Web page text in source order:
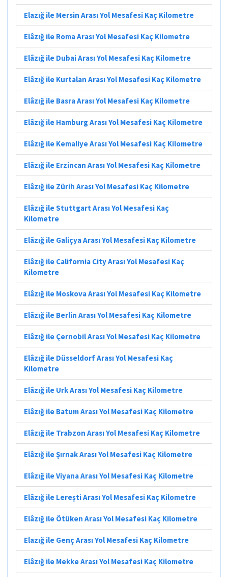
Elazığ ile Mersin Arası Yol Mesafesi Kaç Kilometre
Elâzığ ile Roma Arası Yol Mesafesi Kaç Kilometre
Elâzığ ile Dubai Arası Yol Mesafesi Kaç Kilometre
Elâzığ ile Kurtalan Arası Yol Mesafesi Kaç Kilometre
Elâzığ ile Basra Arası Yol Mesafesi Kaç Kilometre
Elâzığ ile Hamburg Arası Yol Mesafesi Kaç Kilometre
Elâzığ ile Kemaliye Arası Yol Mesafesi Kaç Kilometre
Elâzığ ile Erzincan Arası Yol Mesafesi Kaç Kilometre
Elâzığ ile Zürih Arası Yol Mesafesi Kaç Kilometre
Elâzığ ile Stuttgart Arası Yol Mesafesi Kaç
Kilometre
Elâzığ ile Galiçya Arası Yol Mesafesi Kaç Kilometre
Elâzığ ile California City Arası Yol Mesafesi Kaç
Kilometre
Elâzığ ile Moskova Arası Yol Mesafesi Kaç Kilometre
Elâzığ ile Berlin Arası Yol Mesafesi Kaç Kilometre
Elâzığ ile Çernobil Arası Yol Mesafesi Kaç Kilometre
Elâzığ ile Düsseldorf Arası Yol Mesafesi Kaç
Kilometre
Elâzığ ile Urk Arası Yol Mesafesi Kaç Kilometre
Elâzığ ile Batum Arası Yol Mesafesi Kaç Kilometre
Elâzığ ile Trabzon Arası Yol Mesafesi Kaç Kilometre
Elâzığ ile Şırnak Arası Yol Mesafesi Kaç Kilometre
Elâzığ ile Viyana Arası Yol Mesafesi Kaç Kilometre
Elâzığ ile Lerești Arası Yol Mesafesi Kaç Kilometre
Elâzığ ile Ötüken Arası Yol Mesafesi Kaç Kilometre
Elazığ ile Genç Arası Yol Mesafesi Kaç Kilometre
Elâzığ ile Mekke Arası Yol Mesafesi Kaç Kilometre